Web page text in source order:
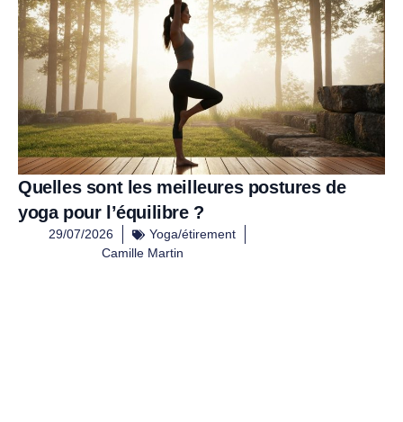
Quelles sont les meilleures postures de
yoga pour l’équilibre ?
29/07/2026
Yoga/étirement
Camille Martin